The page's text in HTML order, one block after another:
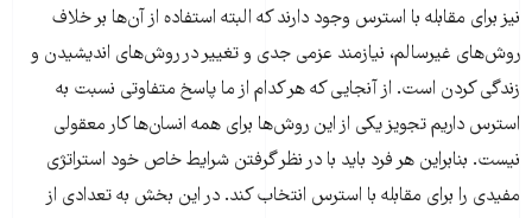
نیز برای مقابله با استرس وجود دارند که البته استفاده از آن‌ها بر خلاف
روش‌های غیرسالم، نیازمند عزمی جدی و تغییر در روش‌های اندیشیدن و
زندگی کردن است. از آنجایی که هر کدام از ما پاسخ متفاوتی نسبت به
استرس داریم تجویز یکی از این روش‌ها برای همه انسان‌ها کار معقولی
نیست. بنابراین هر فرد باید با در نظر گرفتن شرایط خاص خود استراتژی
مفیدی را برای مقابله با استرس انتخاب کند. در این بخش به تعدادی از